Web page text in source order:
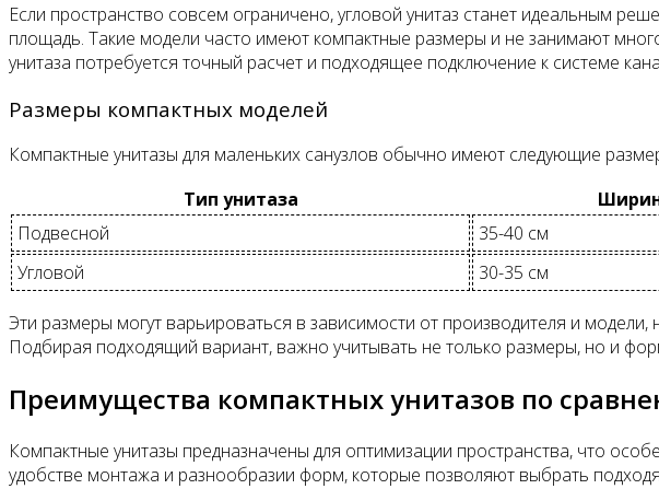
Если пространство совсем ограничено, угловой унитаз станет идеальным
площадь. Такие модели часто имеют компактные размеры и не занимают
унитаза потребуется точный расчет и подходящее подключение к системе
Размеры компактных моделей
Компактные унитазы для маленьких санузлов обычно имеют следующие
Тип унитаза
Подвесной
35-40 см
Угловой
30-35 см
Эти размеры могут варьироваться в зависимости от производителя и
Подбирая подходящий вариант, важно учитывать не только размеры, но и
Преимущества компактных унитазов по
Компактные унитазы предназначены для оптимизации пространства, что
удобстве монтажа и разнообразии форм, которые позволяют выбрать